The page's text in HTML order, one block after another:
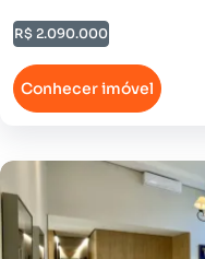
R$ 2.090.000
Conhecer imóvel